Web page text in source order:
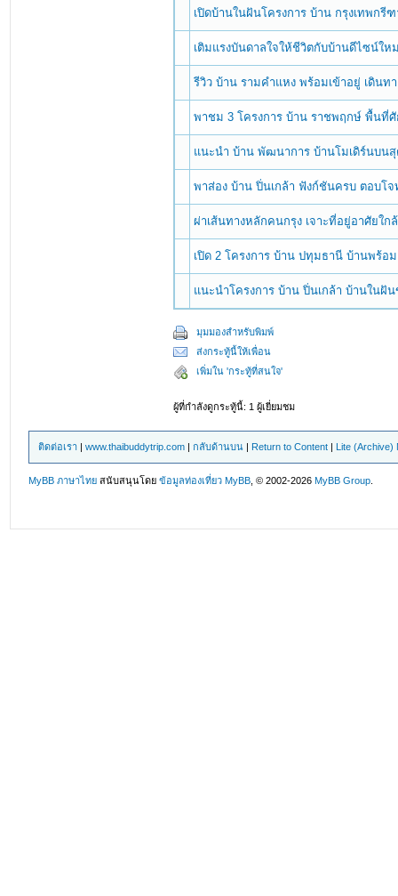
เปิดบ้านในฝันโครงการ บ้าน กรุงเทพก
เติมแรงบันดาลใจให้ชีวิตกับบ้านดีไซน์ใ
รีวิว บ้าน รามคำแหง พร้อมเข้าอยู่ เดิน
พาชม 3 โครงการ บ้าน ราชพฤกษ์ พื้นที่
แนะนำ บ้าน พัฒนาการ บ้านโมเดิร์นบน
พาส่อง บ้าน ปิ่นเกล้า ฟังก์ชันครบ ตอบโ
ผ่าเส้นทางหลักคนกรุง เจาะที่อยู่อาศัยใก
เปิด 2 โครงการ บ้าน ปทุมธานี บ้านพร้อ
แนะนำโครงการ บ้าน ปิ่นเกล้า บ้านในฝั
มุมมองสำหรับพิมพ์
ส่งกระทู้นี้ให้เพื่อน
เพิ่มใน 'กระทู้ที่สนใจ'
ผู้ที่กำลังดูกระทู้นี้: 1 ผู้เยี่ยมชม
ติดต่อเรา |www.thaibuddytrip.com |กลับด้านบน | Return to Content | Lite (Archive)
MyBB ภาษาไทย สนับสนุนโดยข้อมูลท่องเที่ยว MyBB , © 2002-2026MyBB Group